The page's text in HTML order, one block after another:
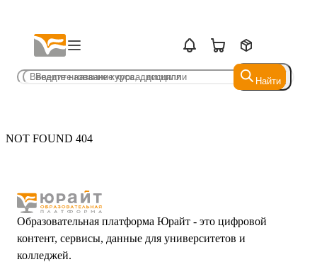
Найти
Найти
NOT FOUND 404
Образовательная платформа Юрайт - это цифровой
контент, сервисы, данные для университетов и
колледжей.